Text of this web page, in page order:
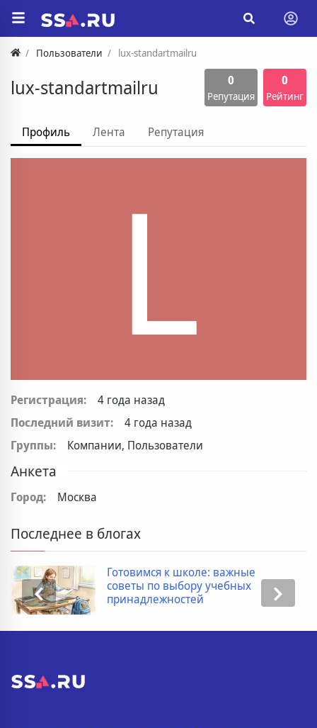
Пользователи lux-standartmailru
lux-standartmailru 0
Репутация
0
Рейтинг
Профиль Лента Репутация
L
Регистрация:
4 года назад
Последний визит:
4 года назад
Группы:
Компании, Пользователи
Анкета
Город: Москва
Последнее в блогах
Готовимся к школе: важные
советы по выбору учебных
принадлежностей